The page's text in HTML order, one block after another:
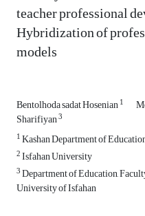
teacher professional
Hybridization of
models
Bentolhoda sadat Hosenian1
Sharifiyan3
1Kashan Department of
2Isfahan University
3Department of Education,
University of Isfahan